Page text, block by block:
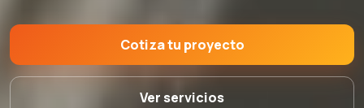
Cotiza tu proyecto
Ver servicios